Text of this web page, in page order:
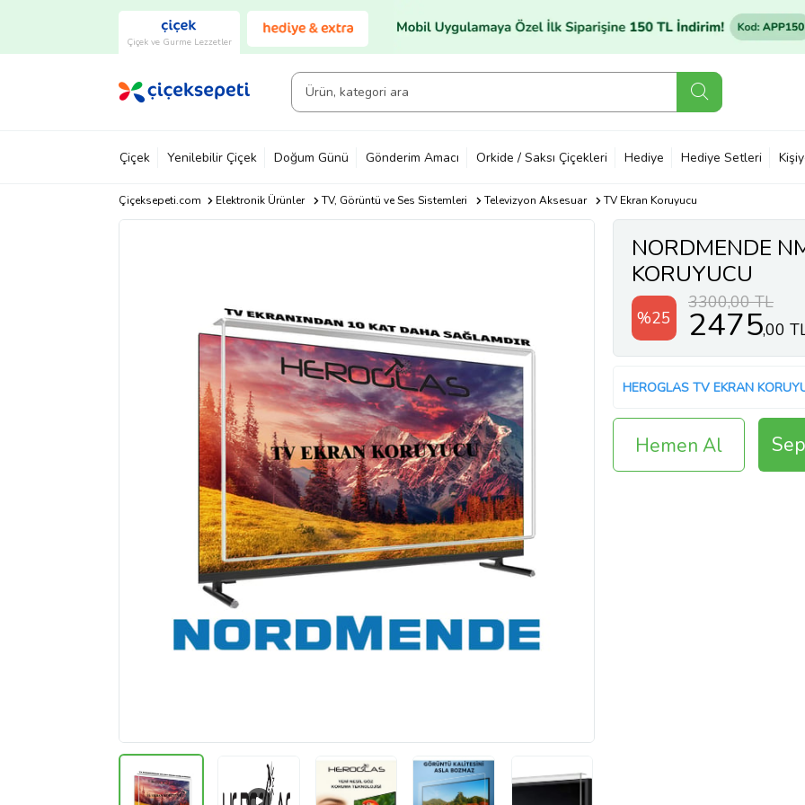
Çiçek ve Gurme Lezzetler
Çiçek Yenilebilir Çiçek Doğum Günü Gönderim Amacı Orkide / Saksı Çiçekleri Hediye Hediye Setleri
Çiçeksepeti.com Elektronik Ürünler TV, Görüntü ve Ses Sistemleri Televizyon Aksesuar TV Ekran Koruyucu
NORDMENDE
KORUYUCU
%25
3300,00 TL
2475,00
HEROGLAS TV EKRAN
Hemen Al